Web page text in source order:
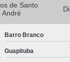
de Santo
André
Barro Branco
Guapituba